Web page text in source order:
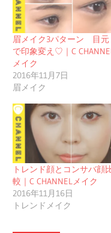
眉メイク3パターン 目元
で印象変え♡｜C
メイク
2016年11月7日
眉メイク
トレンド顔とコンサバ顔
較｜C CHANNELメイク
2016年11月16日
トレンドメイク